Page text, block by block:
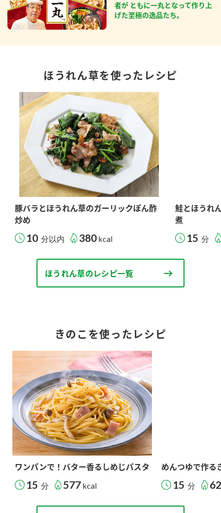
者が ともに一丸となって作り上
げた至極の逸品たち。
ほうれん草を使ったレシピ
豚バラとほうれん草のガーリックぽん酢
炒め
10 分以内 380 kcal
鮭とほうれ
煮
15 分
ほうれん草のレシピ一覧
きのこを使ったレシピ
ワンパンで！バター香るしめじパスタ
15 分 577 kcal
めんつゆで作る
15 分